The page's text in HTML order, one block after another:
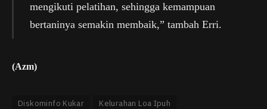
mengikuti pelatihan, sehingga kemampuan
bertaninya semakin membaik,” tambah Erri.
(Azm)
Diskominfo Kukar Kelurahan Loa Ipuh